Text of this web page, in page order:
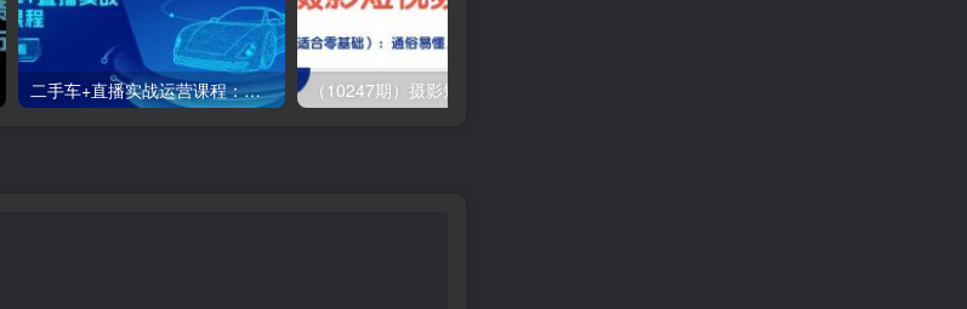
二手车+直播实战运营课程：直播推荐/短视频推荐/千川投放/直播全流程